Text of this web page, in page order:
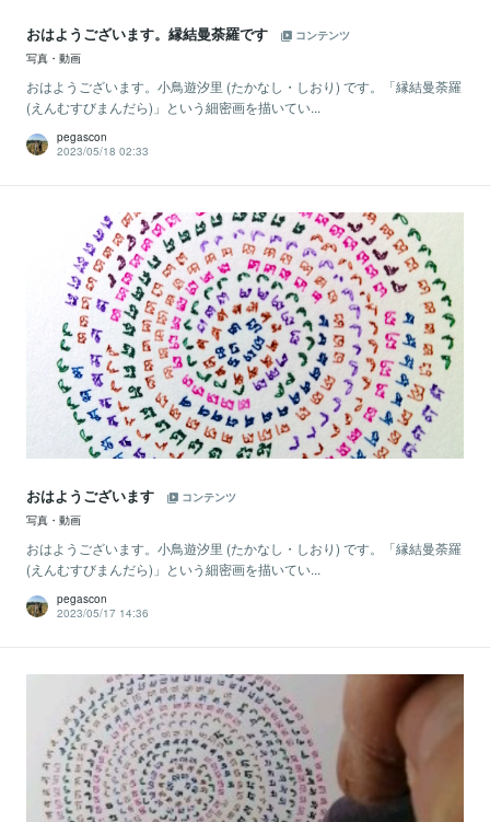
おはようございます。縁結曼荼羅です
コンテンツ
写真・動画
おはようございます。小鳥遊汐里 (たかなし・しおり) です。「縁結曼荼羅
(えんむすびまんだら)」という細密画を描いてい...
pegascon
2023/05/18 02:33
おはようございます
コンテンツ
写真・動画
おはようございます。小鳥遊汐里 (たかなし・しおり) です。「縁結曼荼羅
(えんむすびまんだら)」という細密画を描いてい...
pegascon
2023/05/17 14:36